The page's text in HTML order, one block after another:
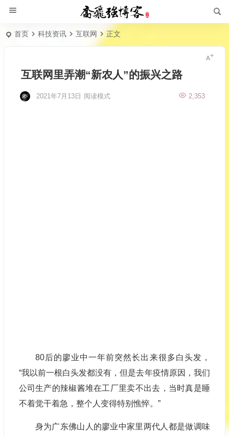
首页 科技资讯 互联网 正文
互联网里弄潮“新农人”的振兴之路
2021年7月13日 2,353
阅读模式
80后的廖业中一年前突然长出来很多白头发，
“我以前一根白头发都没有，但是去年疫情原因，我们
公司生产的辣椒酱堆在工厂里卖不出去，当时真是睡
不着觉干着急，整个人变得特别憔悴。”
身为广东佛山人的廖业中家里两代人都是做调味